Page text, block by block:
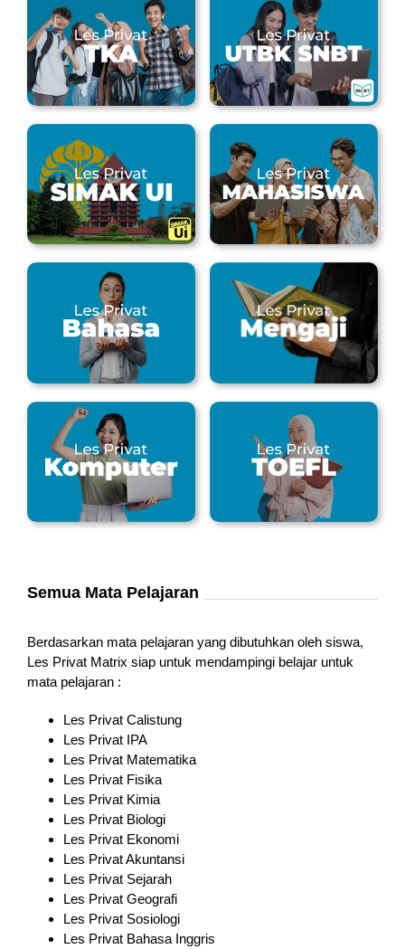
Semua Mata Pelajaran
Berdasarkan mata pelajaran yang dibutuhkan oleh siswa,
Les Privat Matrix siap untuk mendampingi belajar untuk
mata pelajaran :
Les Privat Calistung
Les Privat IPA
Les Privat Matematika
Les Privat Fisika
Les Privat Kimia
Les Privat Biologi
Les Privat Ekonomi
Les Privat Akuntansi
Les Privat Sejarah
Les Privat Geografi
Les Privat Sosiologi
Les Privat Bahasa Inggris